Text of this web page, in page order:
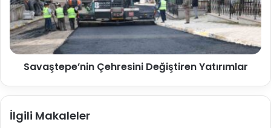
Savaştepe’nin Çehresini Değiştiren Yatırımlar
İlgili Makaleler